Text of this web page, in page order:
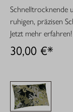
Schnelltrocknende
ruhigen, präzisen
Jetzt mehr erfahren!
30,00 €*